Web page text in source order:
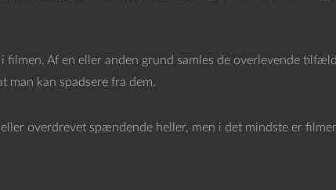
i filmen. Af en eller anden grund samles de overlevende
man kan spadsere fra dem.
overdrevet spændende heller, men i det mindste er